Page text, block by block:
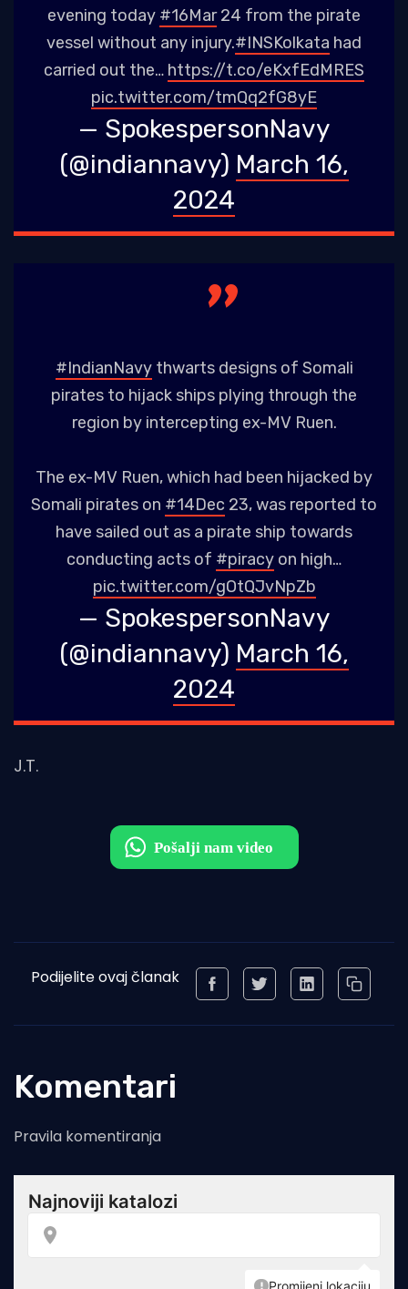
evening today #16Mar24 from the pirate
vessel without any injury.#INSKolkata had
carried out the… https://t.co/eKxfEdMRES
pic.twitter.com/tmQq2fG8yE
— SpokespersonNavy
(@indiannavy) March 16,
2024
#IndianNavythwarts designs of Somali
pirates to hijack ships plying through the
region by intercepting ex-MV Ruen.
The ex-MV Ruen, which had been hijacked by
Somali pirates on #14Dec 23, was reported to
have sailed out as a pirate ship towards
conducting acts of #piracy on high…
pic.twitter.com/gOtQJvNpZb
— SpokespersonNavy
(@indiannavy) March 16,
2024
J.T.
Podijelite ovaj članak
Komentari
Pravila komentiranja